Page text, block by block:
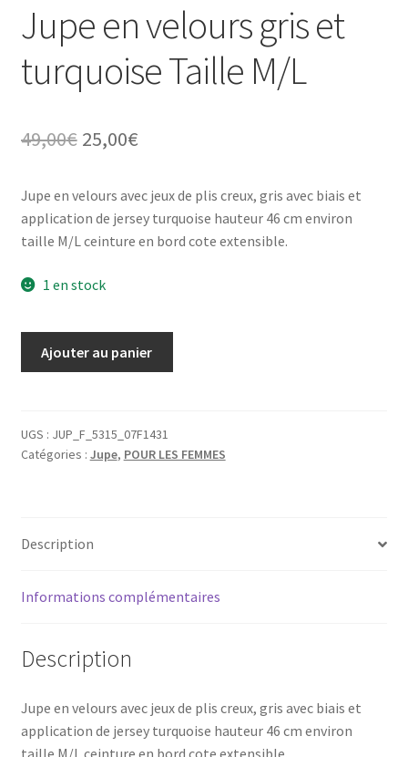
Jupe en velours gris et
turquoise Taille M/L
49,00€ Le
initial
était :
25,00€Le
actuel
est :
Jupe en velours avec jeux de plis creux, gris avec biais et
application de jersey turquoise hauteur 46 cm environ
taille M/L ceinture en bord cote extensible.
1 en stock
velours
gris
M/L
Ajouter au panier
UGS : JUP_F_5315_07F1431
Catégories : Jupe, POUR LES FEMMES
Description
Informations complémentaires
Description
Jupe en velours avec jeux de plis creux, gris avec biais et
application de jersey turquoise hauteur 46 cm environ
taille M/L ceinture en bord cote extensible.